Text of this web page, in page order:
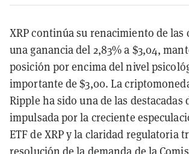
XRP continúa su renacimiento de las
una ganancia del 2,83% a $3,04,
posición por encima del nivel
importante de $3,00. La
Ripple ha sido una de las destacadas
impulsada por la creciente
ETF de XRP y la claridad regulatoria